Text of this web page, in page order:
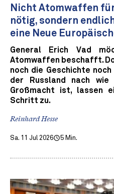
Nicht Atomwaffen
nötig, sondern
eine Neue
General Erich Vad
Atomwaffen beschafft.
noch die Geschichte
der Russland nach wie
Großmacht ist, lassen
Schritt zu.
Reinhard Hesse
Sa. 11 Jul 2026 5 Min.